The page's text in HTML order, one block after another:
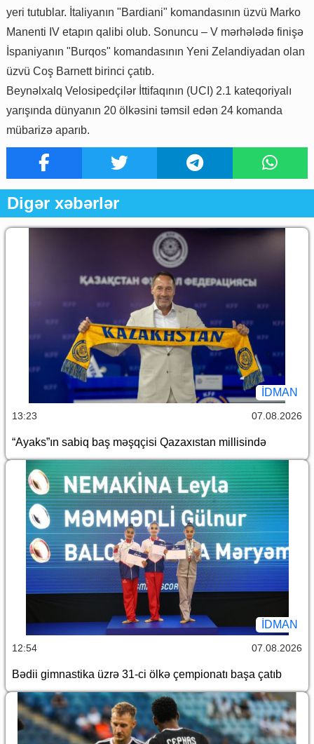
yeri tutublar. İtaliyanın "Bardiani" komandasının üzvü Marko
Manenti IV etapın qalibi olub. Sonuncu – V mərhələdə finişə
İspaniyanın "Burqos" komandasının Yeni Zelandiyadan olan
üzvü Coş Barnett birinci çatıb.
Beynəlxalq Velosipedçilər İttifaqının (UCI) 2.1 kateqoriyalı
yarışında dünyanın 20 ölkəsini təmsil edən 24 komanda
mübarizə aparıb.
Digər xəbərlər
İDMAN
13:23 07.08.2026
“Ayaks”ın sabiq baş məşqçisi Qazaxıstan millisində
İDMAN
12:54 07.08.2026
Bədii gimnastika üzrə 31-ci ölkə çempionatı başa çatıb